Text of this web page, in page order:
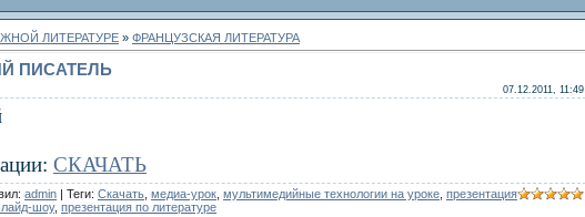
ЛИТЕРАТУРЕ » ФРАНЦУЗСКАЯ ЛИТЕРАТУРА
ПИСАТЕЛЬ
07.12.2011, 11:49
СКАЧАТЬ
: admin | Теги: Скачать медиа-урок мультимедийные технологии на уроке презентация
шоу, презентация по литературе